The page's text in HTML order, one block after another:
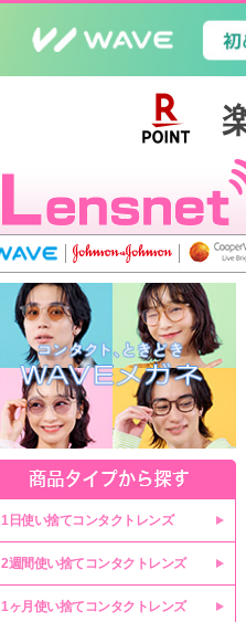
1日使い捨てコンタクトレンズ
2週間使い捨てコンタクトレンズ
1ヶ月使い捨てコンタクトレンズ